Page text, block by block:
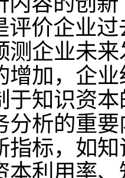
价企业过
测企业未
增加，企
于知识资
分析的重
指标，如
本利用率